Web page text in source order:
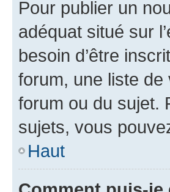
Pour publier un
adéquat situé sur
besoin d’être
forum, une liste de
forum ou du sujet.
sujets, vous
Haut